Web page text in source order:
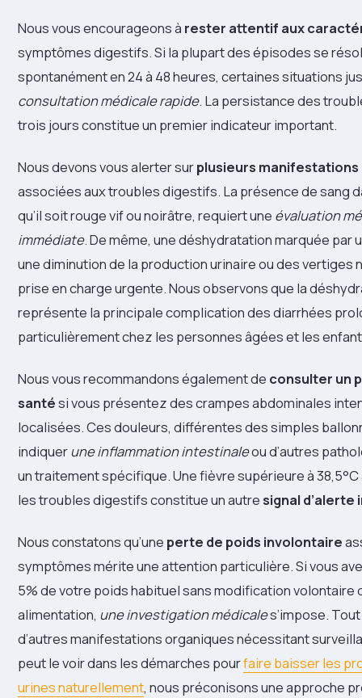
Nous vous encourageons à rester attentif aux
symptômes digestifs. Si la plupart des épisodes se
spontanément en 24 à 48 heures, certaines situations
consultation médicale rapide. La persistance des
trois jours constitue un premier indicateur important.
Nous devons vous alerter surplusieurs
associées aux troubles digestifs. La présence de sang
qu’il soit rouge vif ou noirâtre, requiert une évaluation
immédiate. De même, une déshydratation marquée par
une diminution de la production urinaire ou des vertiges
prise en charge urgente. Nous observons que la
représente la principale complication des diarrhées
particulièrement chez les personnes âgées et les
Nous vous recommandons également de consulter un
santési vous présentez des crampes abdominales
localisées. Ces douleurs, différentes des simples
indiquerune inflammation intestinaleou d’autres
un traitement spécifique. Une fièvre supérieure à
les troubles digestifs constitue un autresignal
Nous constatons qu’une perte de poids involontaire
symptômes mérite une attention particulière. Si vous
5% de votre poids habituel sans modification volontaire
alimentation, une investigation médicales’impose.
d’autres manifestations organiques nécessitant
peut le voir dans les démarches pourfaire baisser les
urines naturellement, nous préconisons une approche